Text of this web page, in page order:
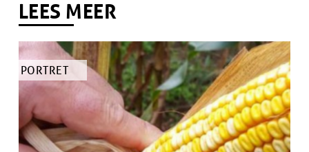
LEES MEER
TYPE
ARTIKEL
PORTRET